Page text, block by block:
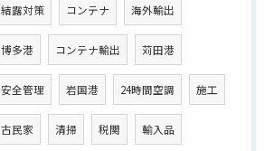
結露対策 コンテナ 海外輸出
博多港 コンテナ輸出 苅田港
安全管理 岩国港 24時間空調 施工
古民家 清掃 税関 輸入品